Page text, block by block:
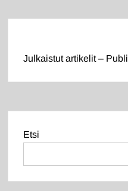
Julkaistut artikelit –
Etsi